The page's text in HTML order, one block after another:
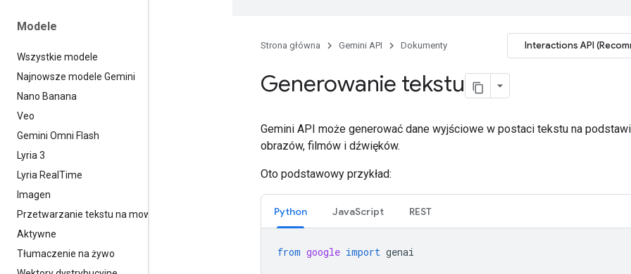
Modele
Wszystkie modele
Najnowsze modele Gemini
Nano Banana
Veo
Gemini Omni Flash
Lyria 3
Lyria Real Time
Imagen
Przetwarzanie tekstu na mowę
Aktywne
Tłumaczenie na żywo
Strona główna Gemini API Dokumenty Interactions API
Generowanie tekstu
Gemini API może generować dane wyjściowe w postaci tekstu na
obrazów, filmów i dźwięków.
Oto podstawowy przykład:
Python JavaScript REST
from google import genai